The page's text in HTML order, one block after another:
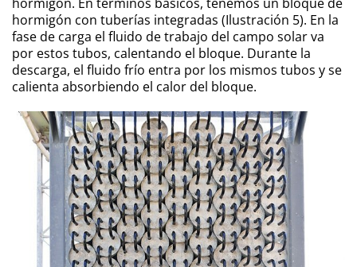
hormigón con tuberías integradas (Ilustración 5). En la
fase de carga el fluido de trabajo del campo solar va
por estos tubos, calentando el bloque. Durante la
descarga, el fluido frío entra por los mismos tubos y se
calienta absorbiendo el calor del bloque.